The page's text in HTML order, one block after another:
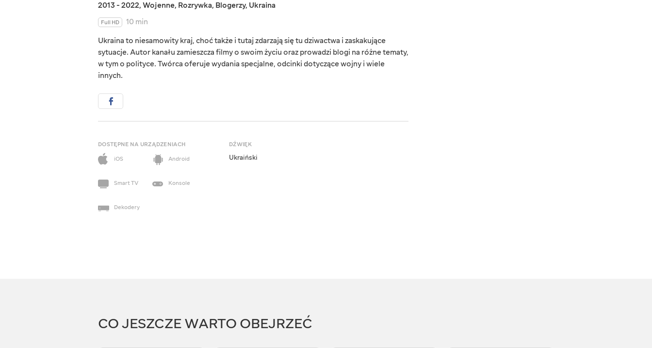
2013 - 2022, Wojenne, Rozrywka, Blogerzy, Ukraina
Full HD
10 min
Ukraina to niesamowity kraj, choć także i tutaj zdarzają się tu dziwactwa i zaskakujące
sytuacje. Autor kanału zamieszcza filmy o swoim życiu oraz prowadzi blogi na różne tematy,
w tym o polityce. Twórca oferuje wydania specjalne, odcinki dotyczące wojny i wiele
innych.
DOSTĘPNE NA URZĄDZENIACH
iOS
Android
Smart TV Konsole
Dekodery
DŹWIĘK
Ukraiński
CO JESZCZE WARTO OBEJRZEĆ